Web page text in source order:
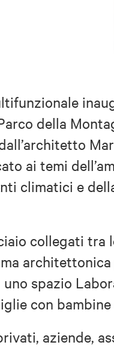
della
ai temi
climatici e
collegati tra
spazio
con bambine
aziende,